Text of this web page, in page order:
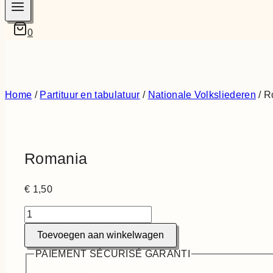
0
Home / Partituur en tabulatuur / Nationale Volksliederen /
Romania
€ 1,50
Romania
aantal
Toevoegen aan winkelwagen
PAIEMENT SÉCURISÉ GARANTI